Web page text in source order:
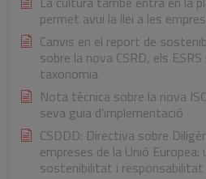
permet avui la llei a les
Canvis en el report de
sobre la nova CSRD, els
taxonomia
Nota tècnica sobre la nova
seva guia d’implementació
CSDDD: Directiva sobre
empreses de la Unió Europea:
sostenibilitat i